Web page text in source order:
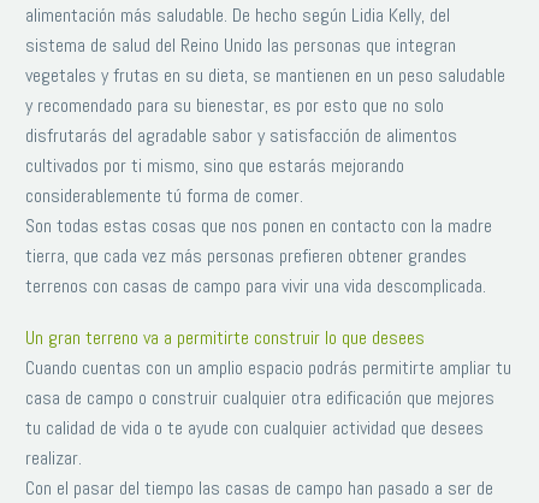
alimentación más saludable. De hecho según Lidia Kelly, del
sistema de salud del Reino Unido las personas que integran
vegetales y frutas en su dieta, se mantienen en un peso saludable
y recomendado para su bienestar, es por esto que no solo
disfrutarás del agradable sabor y satisfacción de alimentos
cultivados por ti mismo, sino que estarás mejorando
considerablemente tú forma de comer.
Son todas estas cosas que nos ponen en contacto con la madre
tierra, que cada vez más personas prefieren obtener grandes
terrenos con casas de campo para vivir una vida descomplicada.
Un gran terreno va a permitirte construir lo que desees
Cuando cuentas con un amplio espacio podrás permitirte ampliar tu
casa de campo o construir cualquier otra edificación que mejores
tu calidad de vida o te ayude con cualquier actividad que desees
realizar.
Con el pasar del tiempo las casas de campo han pasado a ser de